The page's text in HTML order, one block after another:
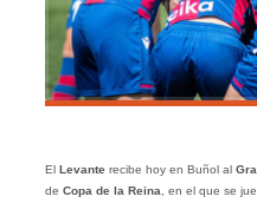
El Levante recibe hoy en Buñol al
de Copa de la Reina , en el que se